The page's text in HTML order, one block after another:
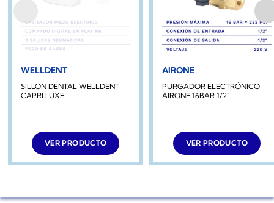
WELLDENT
SILLON DENTAL WELLDENT
CAPRI LUXE
VER PRODUCTO
AIRONE
PURGADOR ELECTRÓNICO
AIRONE 16BAR 1/2″
VER PRODUCTO